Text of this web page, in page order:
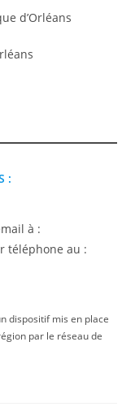
d’Orléans
:
à :
téléphone au :
dispositif mis en place
par le réseau de